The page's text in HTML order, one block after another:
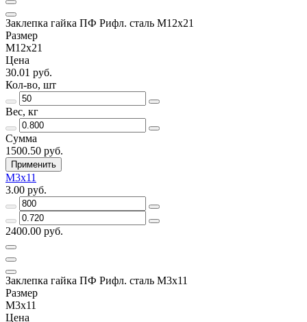
Заклепка гайка ПФ Рифл. сталь М12х21
Размер
М12х21
Цена
30.01 руб.
Кол-во, шт
Вес, кг
Сумма
1500.50 руб.
Применить
М3х11
3.00 руб.
2400.00 руб.
Заклепка гайка ПФ Рифл. сталь М3х11
Размер
М3х11
Цена